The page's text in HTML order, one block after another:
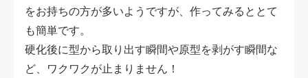
をお持ちの方が多いようですが、作ってみるととて
も簡単です。
硬化後に型から取り出す瞬間や原型を剥がす瞬間な
ど、ワクワクが止まりません！